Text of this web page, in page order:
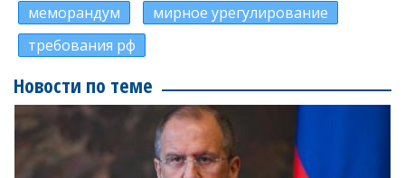
меморандум
мирное урегулирование
требования рф
Новости по теме